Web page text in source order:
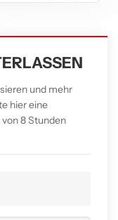
und mehr
hier eine
8 Stunden